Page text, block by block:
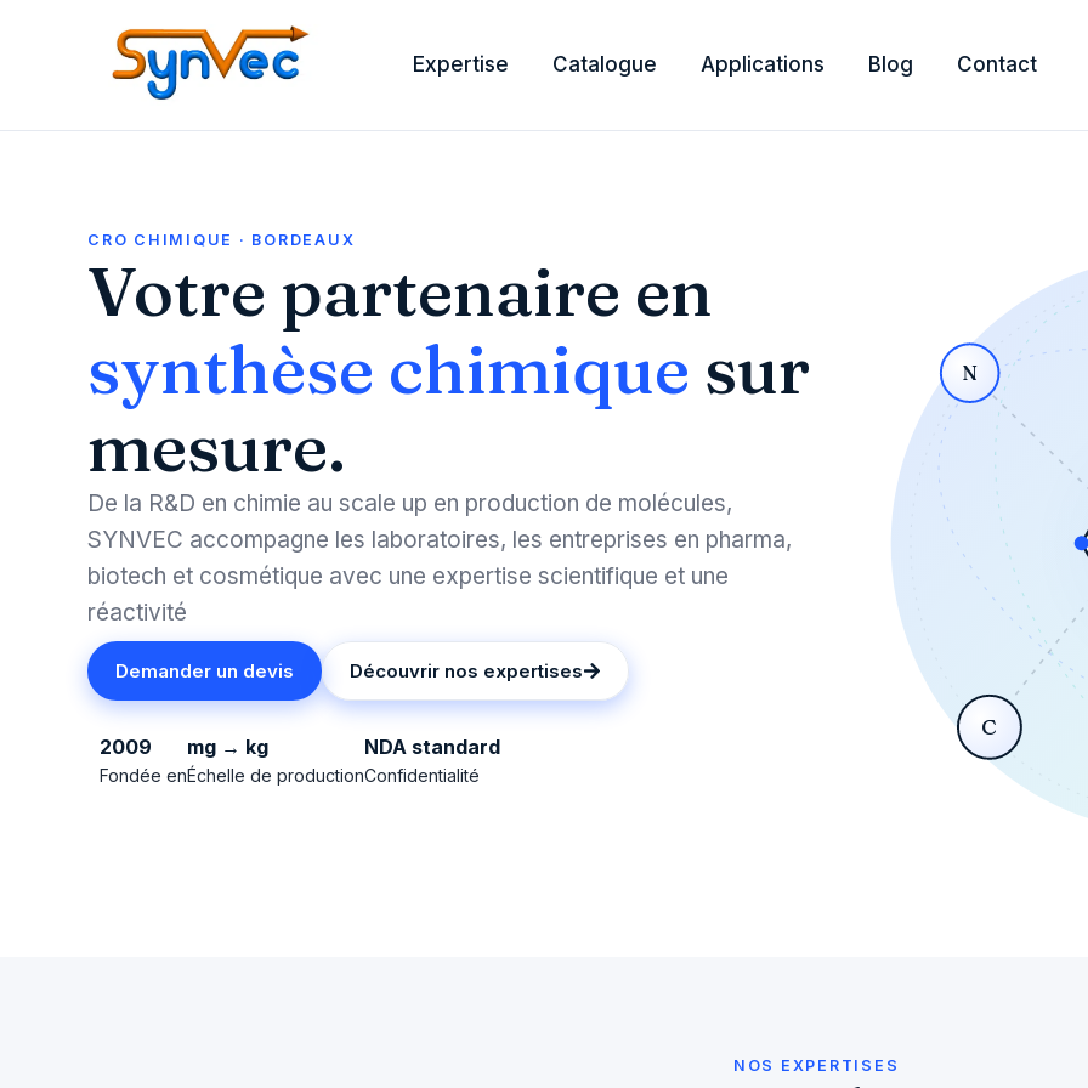
Expertise Catalogue Applications Blog Contact
CRO CHIMIQUE · BORDEAUX
Votre partenaire en
synthèse chimique sur
mesure.
De la R&D en chimie au scale up en production de molécules,
SYNVEC accompagne les laboratoires, les entreprises en pharma,
biotech et cosmétique avec une expertise scientifique et une
réactivité
Demander un devis Découvrir nos expertises
2009
Fondée en
mg → kg
Échelle de production
NDA standard
Confidentialité
N
C
NOS EXPERTISES